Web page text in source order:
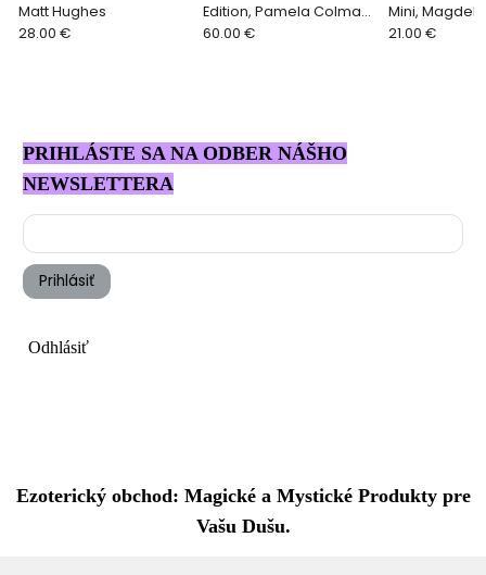
Matt Hughes
28.00 €
Edition, Pamela Colman
Smith
60.00 €
Mini,
21.00 €
PRIHLÁSTE SA NA ODBER NÁŠHO
NEWSLETTERA
Prihlásiť
Odhlásiť
Ezoterický obchod: Magické a Mystické Produkty pre
Vašu Dušu.